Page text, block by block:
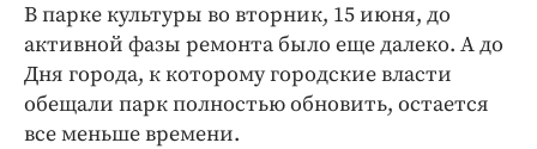
В парке культуры во вторник, 15 июня, до
активной фазы ремонта было еще далеко. А до
Дня города, к которому городские власти
обещали парк полностью обновить, остается
все меньше времени.